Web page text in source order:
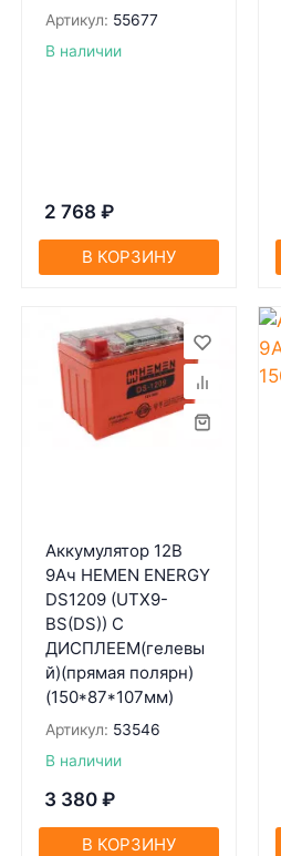
Артикул: 55677
В наличии
2 768 ₽
В КОРЗИНУ
Аккумулятор 12В
9Ач HEMEN ENERGY
DS1209 (UTX9-
BS(DS)) С
ДИСПЛЕЕМ(гелевы
й)(прямая полярн)
(150*87*107мм)
Артикул: 53546
В наличии
3 380 ₽
В КОРЗИНУ